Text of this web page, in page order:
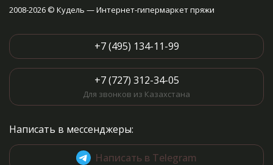
2008-2026 © Кудель — Интернет-гипермаркет пряжи
+7 (495) 134-11-99
+7 (727) 312-34-05
Для звонков из Казахстана
Написать в мессенджеры:
Написать в Telegram